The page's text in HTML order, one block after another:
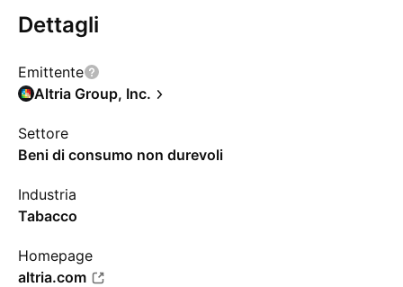
Dettagli
Emittente
Altria Group, Inc.
Settore
Beni di consumo non durevoli
Industria
Tabacco
Homepage
altria.com